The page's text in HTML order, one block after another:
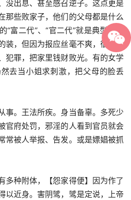
出息、甚至感召逆子。这点更是
那些败家子，他们的父母都是什么
富二代”、“官二代”就是典型。作
装，但因为报应丝毫不爽，很多子
犯罪，把家里钱财败光。有的女学
去当小姐求刺激，把父母的脸丢
。王法所疾。身当备辜。多死少
官府处罚，邪淫的人看到官员就会
常被人举报、告发。或是嫖娼被抓
种附体，【怨家得便】因为作了
以近身。害阴骘，骘是定说，上帝